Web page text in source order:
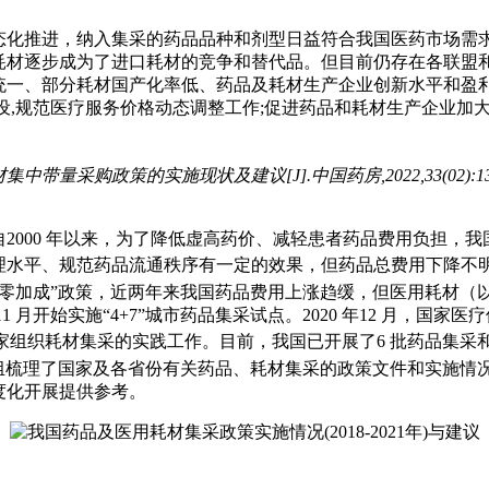
推进，纳入集采的药品品种和剂型日益符合我国医药市场
逐步成为了进口耗材的竞争和替代品。但目前仍存在各联
、部分耗材国产化率低、药品及耗材生产企业创新水平和
规范医疗服务价格动态调整工作;促进药品和耗材生产企业加
中带量采购政策的实施现状及建议[J].中国药房
年以来，为了降低虚高药价、减轻患者药品费用负担，
平、规范药品流通秩序有一定的效果，但药品总费用下降不
加成”政策，近两年来我国药品费用上涨趋缓，但医用耗材
月开始实施“4+7”城市药品集采试点。2020 年12 月，国家医
组织耗材集采的实践工作。目前，我国已开展了6 批药品集
理了国家及各省份有关药品、耗材集采的政策文件和实施
开展提供参考。